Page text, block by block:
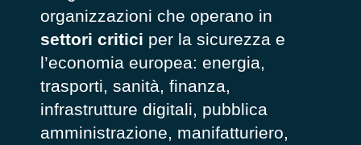
organizzazioni che operano in
settori critici per la sicurezza e
l’economia europea: energia,
trasporti, sanità, finanza,
infrastrutture digitali, pubblica
amministrazione, manifatturiero,